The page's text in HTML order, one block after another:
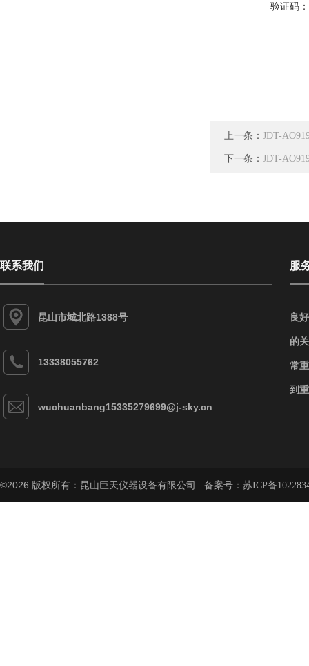
验证码：
上一条： JDT-
下一条： JDT-
联系我们
昆山市城北路1388号
13338055762
wuchuanbang15335279699@j-sky.cn
服
良
的
常
到
©2026 版权所有：昆山巨天仪器设备有限公司 备案号： 苏ICP备